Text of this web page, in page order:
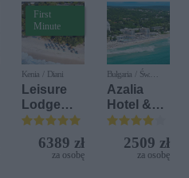
First
Minute
Kenia / Diani
Leisure
Lodge
Beach &
Golf
Resort by
Diamonds
6389 zł
za osobę
Bułgaria / Św.
Konstantyn i Elena
Azalia
Hotel &
Spa
2509 zł
za osobę